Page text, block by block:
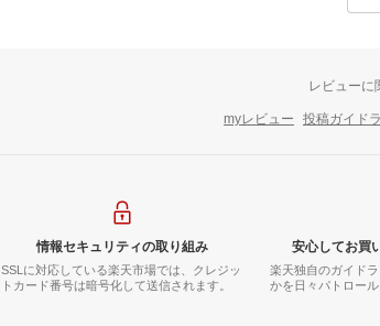
レビューに
myレビュー 投稿ガイド
情報セキュリティの取り組み
SSLに対応している楽天市場では、クレジッ
トカード番号は暗号化して送信されます。
安心してお買
楽天独自のガイド
かを日々パトロール